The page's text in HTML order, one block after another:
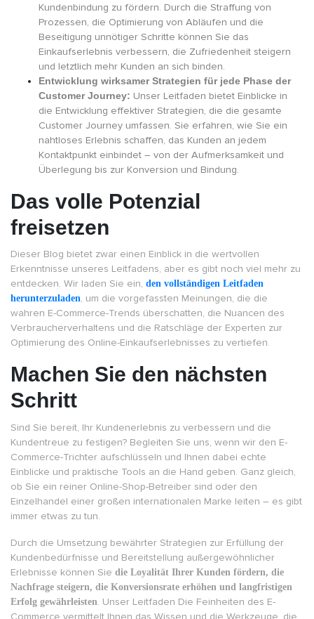
Kundenbindung zu fördern. Durch die Straffung von
Prozessen, die Optimierung von Abläufen und die
Beseitigung unnötiger Schritte können Sie das
Einkaufserlebnis verbessern, die Zufriedenheit steigern
und letztlich mehr Kunden an sich binden.
Entwicklung wirksamer Strategien für jede Phase der
Customer Journey: Unser Leitfaden bietet Einblicke in
die Entwicklung effektiver Strategien, die die gesamte
Customer Journey umfassen. Sie erfahren, wie Sie ein
nahtloses Erlebnis schaffen, das Kunden an jedem
Kontaktpunkt einbindet – von der Aufmerksamkeit und
Überlegung bis zur Konversion und Bindung.
Das volle Potenzial
freisetzen
Dieser Blog bietet zwar einen Einblick in die wertvollen
Erkenntnisse unseres Leitfadens, aber es gibt noch viel mehr zu
entdecken. Wir laden Sie ein, den vollständigen Leitfaden
herunterzuladen, um die vorgefassten Meinungen, die die
wahren E-Commerce-Trends überschatten, die Nuancen des
Verbraucherverhaltens und die Ratschläge der Experten zur
Optimierung des Online-Einkaufserlebnisses zu vertiefen.
Machen Sie den nächsten
Schritt
Sind Sie bereit, Ihr Kundenerlebnis zu verbessern und die
Kundentreue zu festigen? Begleiten Sie uns, wenn wir den E-
Commerce-Trichter aufschlüsseln und Ihnen dabei echte
Einblicke und praktische Tools an die Hand geben. Ganz gleich,
ob Sie ein reiner Online-Shop-Betreiber sind oder den
Einzelhandel einer großen internationalen Marke leiten – es gibt
immer etwas zu tun.
Durch die Umsetzung bewährter Strategien zur Erfüllung der
Kundenbedürfnisse und Bereitstellung außergewöhnlicher
Erlebnisse können Sie die Loyalität Ihrer Kunden fördern, die
Nachfrage steigern, die Konversionsrate erhöhen und langfristigen
Erfolg gewährleisten. Unser Leitfaden Die Feinheiten des E-
Commerce vermittelt Ihnen das Wissen und die Werkzeuge, die